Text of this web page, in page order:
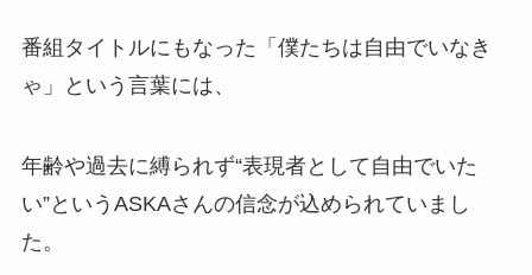
番組タイトルにもなった「僕たちは自由でいなき
ゃ」という言葉には、
年齢や過去に縛られず“表現者として自由でいた
い”というASKAさんの信念が込められていまし
た。